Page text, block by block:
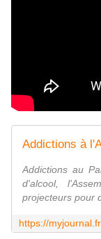
Addictions au
d'alcool,
projecteurs pour